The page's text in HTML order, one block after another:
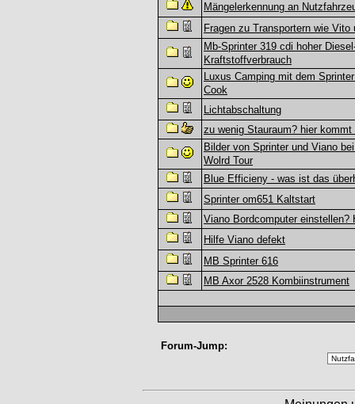
Mängelerkennung an
Fragen zu Transportern wie Vito
Mb-Sprinter 319 cdi hoher
Kraftstoffverbrauch
Luxus Camping mit dem
Cook
Lichtabschaltung
zu wenig Stauraum? hier kommt
Bilder von Sprinter und Viano
Wolrd Tour
Blue Efficieny - was ist das
Sprinter om651 Kaltstart
Viano Bordcomputer einstellen?
Hilfe Viano defekt
MB Sprinter 616
MB Axor 2528 Kombiinstrument
Forum-Jump: